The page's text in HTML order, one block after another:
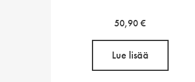
50,90€
Lue lisää